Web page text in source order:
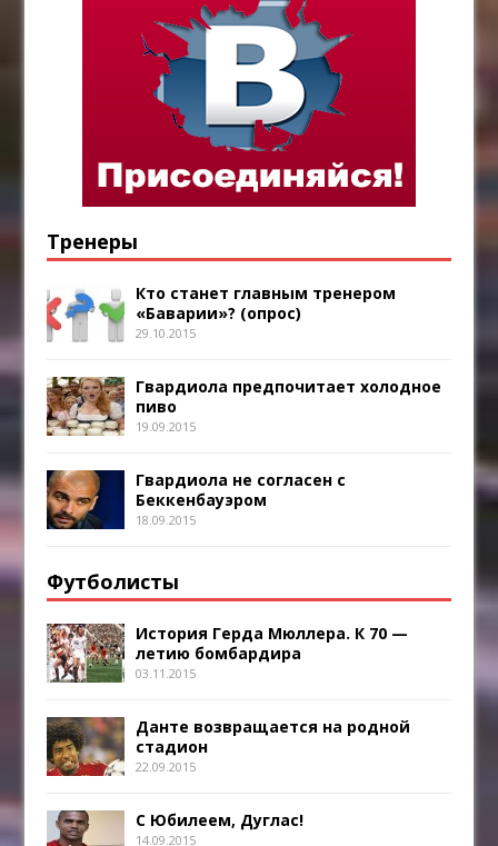
Тренеры
Кто станет главным тренером
«Баварии»? (опрос)
29.10.2015
Гвардиола предпочитает холодное
пиво
19.09.2015
Гвардиола не согласен с
Беккенбауэром
18.09.2015
Футболисты
История Герда Мюллера. К 70 —
летию бомбардира
03.11.2015
Данте возвращается на родной
стадион
22.09.2015
С Юбилеем, Дуглас!
14.09.2015